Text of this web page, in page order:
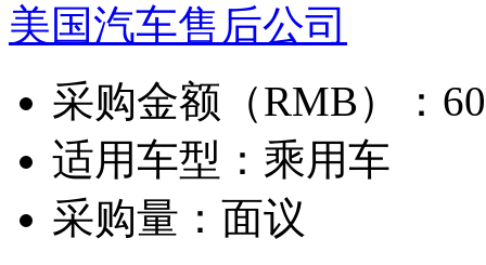
美国汽车售后公司
采购金额（RMB）：
适用车型： 乘用车
采购量： 面议